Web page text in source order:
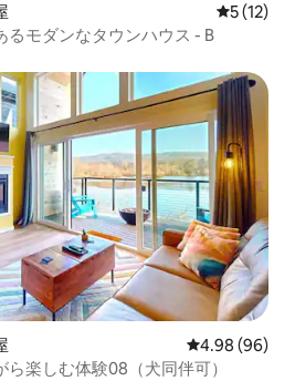
レビュー
5 (12)
るモダンなタウンハウス - B
レビュー96件
4.98 (96)
楽しむ体験08（犬同伴可）